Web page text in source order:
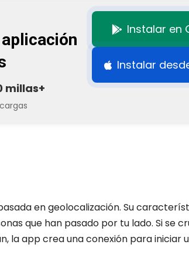
millas+
Instalar en
Instalar
en geolocalización. Su
que han pasado por tu lado. Si se
la app crea una conexión para iniciar